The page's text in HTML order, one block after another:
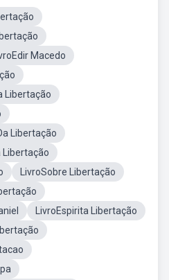
Macedo
Libertação
Libertação
Libertação
LivroSobre Libertação
LivroEspirita Libertação